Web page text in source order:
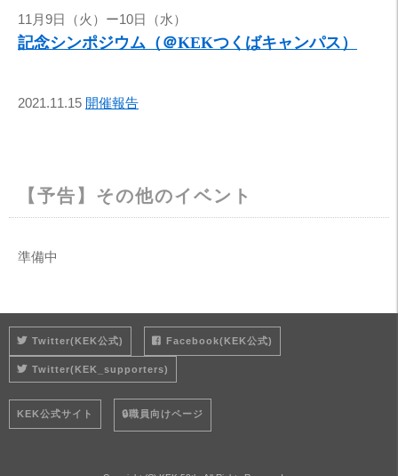
11月9日（火）ー10日（水）
記念シンポジウム（＠KEKつくばキャンパス）
2021.11.15 開催報告
【予告】その他のイベント
準備中
Twitter(KEK公式) Facebook(KEK公式)
Twitter(KEK_supporters)
KEK公式サイト 🔒職員向けページ